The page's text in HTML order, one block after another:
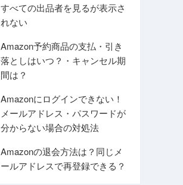
すべての出品者を見るが表示さ
れない
Amazon予約商品の支払・引き
落としはいつ？・キャンセル期
間は？
Amazonにログインできない！
メールアドレス・パスワードが
分からない場合の対処法
Amazonの退会方法は？同じメ
ールアドレスで再登録できる？